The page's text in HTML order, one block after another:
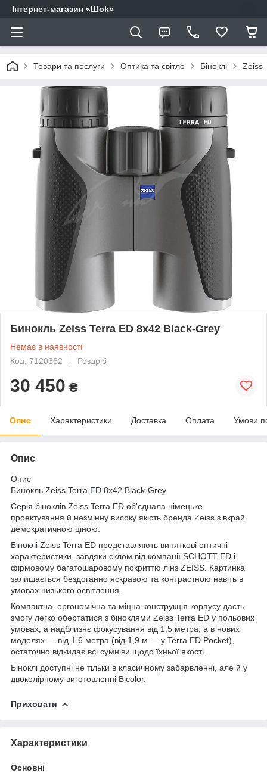
Інтернет-магазин «Шоk»
Товари та послуги Оптика та світло Біноклі Zeiss
Бинокль Zeiss Terra ED 8x42 Black-Grey
Немає в наявності
Код: 7120362
Роздріб
30 450 ₴
Опис Характеристики Доставка Оплата Умови
Опис
Опис
Бинокль Zeiss Terra ED 8x42 Black-Grey
Серія біноклів Zeiss Terra ED об'єднала німецьке
проектування й незмінну високу якість бренда Zeiss з вкрай
демократичною ціною.
Біноклі Zeiss Terra ED представляють виняткові оптичні
характеристики, завдяки склом від компанії SCHOTT ED і
фірмовому багатошаровому покриттю лінз ZEISS. Картинка
залишається бездоганно яскравою та контрастною навіть в
умовах низького освітлення.
Компактна, ергономічна та міцна конструкція корпусу дасть
змогу легко обертатися з біноклями Zeiss Terra ED у польових
умовах, а надблизнє фокусування від 1,5 метра, а в нових
моделях — від 1,6 метра (від 1,9 м — у Terra ED Pocket),
остаточно відкидає всі сумніви щодо їхньої якості.
Біноклі доступні не тільки в класичному забарвленні, але й у
двоколірному виготовленні Bicolor.
Приховати
Характеристики
Основні